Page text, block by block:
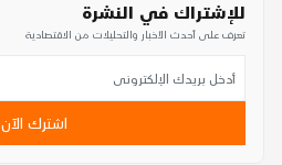
للإشتراك في النشرة
تعرف على أحدث الأخبار والتحليلات من الاقتصادية
اشترك الآن